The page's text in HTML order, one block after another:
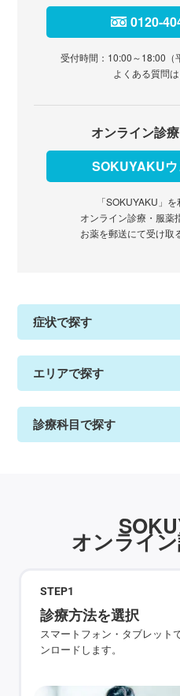
0120-
受付時間：10:00～18:00（
よくある質問は
オンライン診
SOKUYAKU
「SOKUYAKU」
オンライン診療・服薬
お薬を郵送にて受け取
症状で探す
エリアで探す
診療科目で探す
オンライ
STEP1
診療方法を選択
スマートフォン・タブレット
ンロードします。